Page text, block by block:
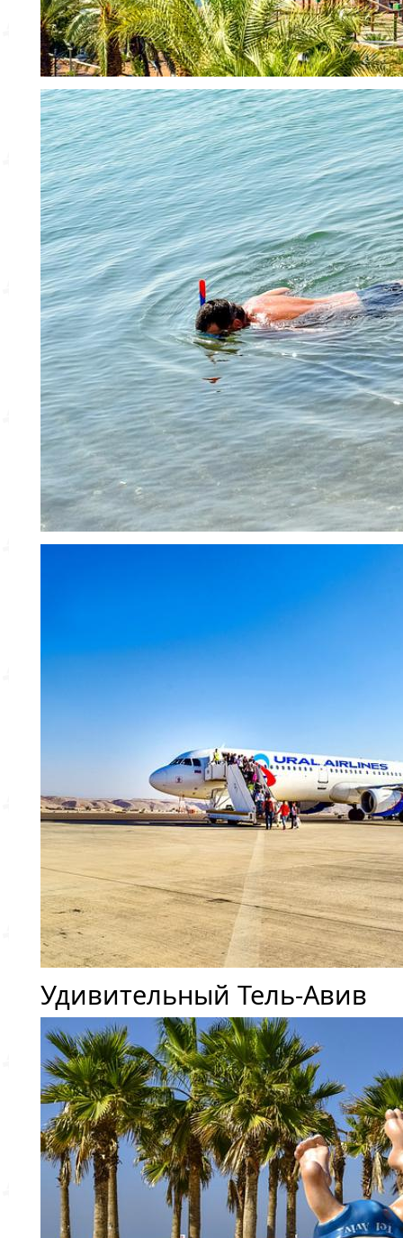
Удивительный Тель-Авив